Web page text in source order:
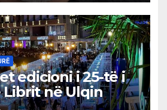
edicioni i 25-të i
në Ulqin